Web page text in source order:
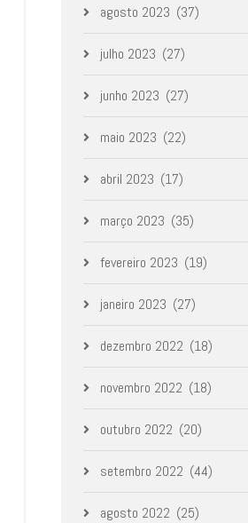
agosto 2023 (37)
julho 2023 (27)
junho 2023 (27)
maio 2023 (22)
abril 2023 (17)
março 2023 (35)
fevereiro 2023 (19)
janeiro 2023 (27)
dezembro 2022 (18)
novembro 2022 (18)
outubro 2022 (20)
setembro 2022 (44)
agosto 2022 (25)